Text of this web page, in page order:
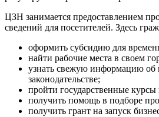
ЦЗН занимается предоставлением
сведений для посетителей. Здесь
оформить субсидию для
найти рабочие места в своем
узнать свежую информацию об
законодательстве;
пройти государственные
получить помощь в подборе
получить грант на запуск